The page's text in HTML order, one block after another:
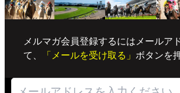
メルマガ会員登録するにはメールア
て、
「メールを受け取る」 ボタンを